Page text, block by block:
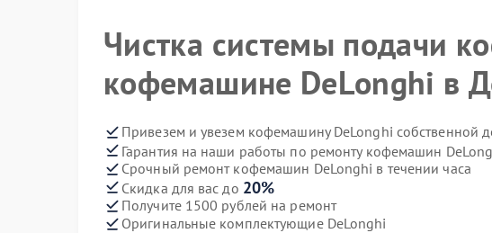
Чистка системы подачи
кофемашине DeLonghi в
Привезем и увезем кофемашину DeLonghi собственной
Гарантия на наши работы по ремонту кофемашин
Срочный ремонт кофемашин DeLonghi в течении часа
Скидка для вас до 20%
Получите 1500 рублей на ремонт
Оригинальные комплектующие DeLonghi